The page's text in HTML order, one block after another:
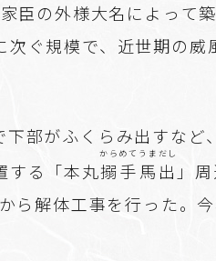
臣の外様大名によって築
ぐ規模で、近世期の威
部がふくらみ出すなど
する「本丸搦手
からめて
馬出
うまだし
」
ら解体工事を行った。